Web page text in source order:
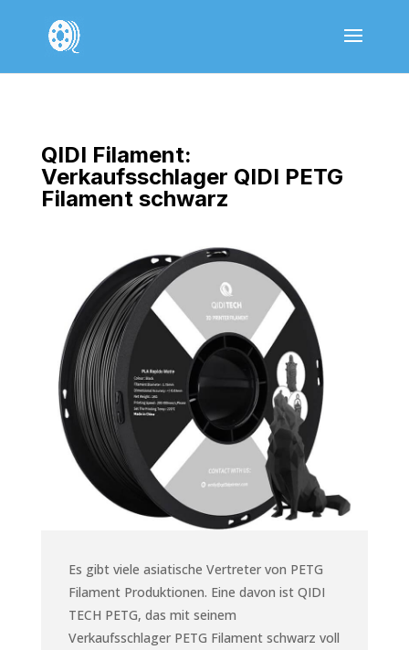
QIDI Filament:
Verkaufsschlager QIDI PETG
Filament schwarz
Es gibt viele asiatische Vertreter von PETG
Filament Produktionen. Eine davon ist QIDI
TECH PETG, das mit seinem
Verkaufsschlager PETG Filament schwarz voll